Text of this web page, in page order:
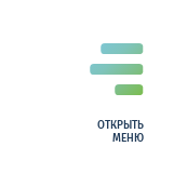
ОТКРЫТЬ
МЕНЮ